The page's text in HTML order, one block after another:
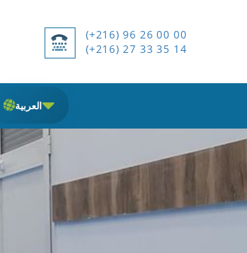
(+216) 96 26 00 00
(+216) 27 33 35 14
العربية